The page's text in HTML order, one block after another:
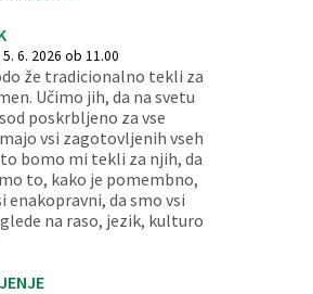
6. 2026 ob 11.00
že tradicionalno tekli za
Učimo jih, da na svetu
poskrbljeno za vse
vsi zagotovljenih vseh
bomo mi tekli za njih, da
to, kako je pomembno,
enakopravni, da smo vsi
na raso, jezik, kulturo